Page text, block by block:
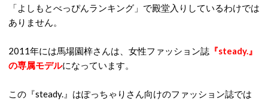
「よしもとべっぴんランキング」で殿堂入りしているわけでは
ありません。
2011年には馬場園梓さんは、女性ファッション誌 『steady.』
の専属モデルになっています。
この『steady.』はぽっちゃりさん向けのファッション誌では